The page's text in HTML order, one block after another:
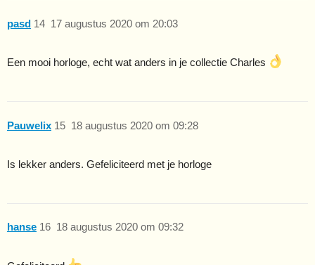
pasd 17 augustus 2020 om 20:03
14
Een mooi horloge, echt wat anders in je collectie Charles
Pauwelix 18 augustus 2020 om 09:28
15
Is lekker anders. Gefeliciteerd met je horloge
hanse 18 augustus 2020 om 09:32
16